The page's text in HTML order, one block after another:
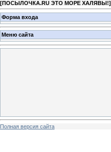
[ПОСЫЛОЧКА.RU ЭТО МОРЕ ХАЛЯВЫ!]
Форма входа
Меню сайта
Полная версия сайта